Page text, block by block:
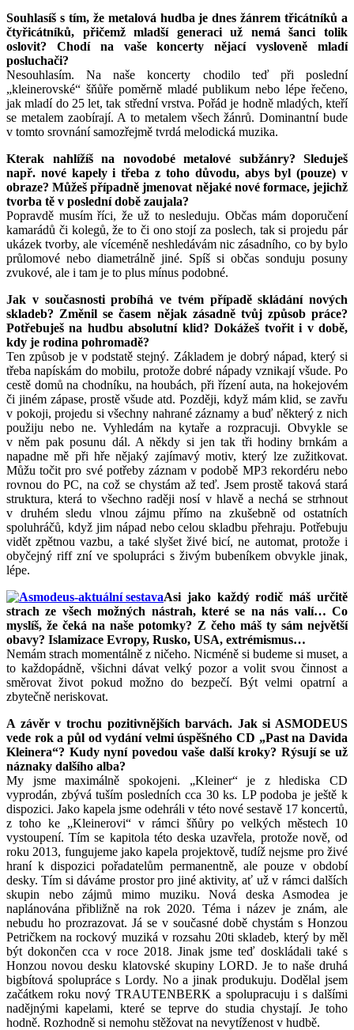
Souhlasíš s tím, že metalová hudba je dnes žánrem třicátníků a
čtyřicátníků, přičemž mladší generaci už nemá šanci tolik
oslovit? Chodí na vaše koncerty nějací vysloveně mladí
posluchači?
Nesouhlasím. Na naše koncerty chodilo teď při poslední
„kleinerovské“ šňůře poměrně mladé publikum nebo lépe řečeno,
jak mladí do 25 let, tak střední vrstva. Pořád je hodně mladých, kteří
se metalem zaobírají. A to metalem všech žánrů. Dominantní bude
v tomto srovnání samozřejmě tvrdá melodická muzika.
Kterak nahlížíš na novodobé metalové subžánry? Sleduješ
např. nové kapely i třeba z toho důvodu, abys byl (pouze) v
obraze? Můžeš případně jmenovat nějaké nové formace, jejichž
tvorba tě v poslední době zaujala?
Popravdě musím říci, že už to nesleduju. Občas mám doporučení
kamarádů či kolegů, že to či ono stojí za poslech, tak si projedu pár
ukázek tvorby, ale víceméně neshledávám nic zásadního, co by bylo
průlomové nebo diametrálně jiné. Spíš si občas sonduju posuny
zvukové, ale i tam je to plus mínus podobné.
Jak v současnosti probíhá ve tvém případě skládání nových
skladeb? Změnil se časem nějak zásadně tvůj způsob práce?
Potřebuješ na hudbu absolutní klid? Dokážeš tvořit i v době,
kdy je rodina pohromadě?
Ten způsob je v podstatě stejný. Základem je dobrý nápad, který si
třeba napískám do mobilu, protože dobré nápady vznikají všude. Po
cestě domů na chodníku, na houbách, při řízení auta, na hokejovém
či jiném zápase, prostě všude atd. Později, když mám klid, se zavřu
v pokoji, projedu si všechny nahrané záznamy a buď některý z nich
použiju nebo ne. Vyhledám na kytaře a rozpracuji. Obvykle se
v něm pak posunu dál. A někdy si jen tak tři hodiny brnkám a
napadne mě při hře nějaký zajímavý motiv, který lze zužitkovat.
Můžu točit pro své potřeby záznam v podobě MP3 rekordéru nebo
rovnou do PC, na což se chystám až teď. Jsem prostě taková stará
struktura, která to všechno raději nosí v hlavě a nechá se strhnout
v druhém sledu vlnou zájmu přímo na zkušebně od ostatních
spoluhráčů, když jim nápad nebo celou skladbu přehraju. Potřebuju
vidět zpětnou vazbu, a také slyšet živé bicí, ne automat, protože i
obyčejný riff zní ve spolupráci s živým bubeníkem obvykle jinak,
lépe.
Asi jako každý rodič máš určitě
strach ze všech možných nástrah, které se na nás valí… Co
myslíš, že čeká na naše potomky? Z čeho máš ty sám největší
obavy? Islamizace Evropy, Rusko, USA, extrémismus…
Nemám strach momentálně z ničeho. Nicméně si budeme si muset, a
to každopádně, všichni dávat velký pozor a volit svou činnost a
směrovat život pokud možno do bezpečí. Být velmi opatrní a
zbytečně neriskovat.
A závěr v trochu pozitivnějších barvách. Jak si ASMODEUS
vede rok a půl od vydání velmi úspěšného CD „Past na Davida
Kleinera“? Kudy nyní povedou vaše další kroky? Rýsují se už
náznaky dalšího alba?
My jsme maximálně spokojeni. „Kleiner“ je z hlediska CD
vyprodán, zbývá tuším posledních cca 30 ks. LP podoba je ještě k
dispozici. Jako kapela jsme odehráli v této nové sestavě 17 koncertů,
z toho ke „Kleinerovi“ v rámci šňůry po velkých městech 10
vystoupení. Tím se kapitola této deska uzavřela, protože nově, od
roku 2013, fungujeme jako kapela projektově, tudíž nejsme pro živé
hraní k dispozici pořadatelům permanentně, ale pouze v období
desky. Tím si dáváme prostor pro jiné aktivity, ať už v rámci dalších
skupin nebo zájmů mimo muziku. Nová deska Asmodea je
naplánována přibližně na rok 2020. Téma i název je znám, ale
nebudu ho prozrazovat. Já se v současné době chystám s Honzou
Petričkem na rockový muziká v rozsahu 20ti skladeb, který by měl
být dokončen cca v roce 2018. Jinak jsme teď doskládali také s
Honzou novou desku klatovské skupiny LORD. Je to naše druhá
bigbítová spolupráce s Lordy. No a jinak produkuju. Dodělal jsem
začátkem roku nový TRAUTENBERK a spolupracuju i s dalšími
nadějnými kapelami, které se teprve do studia chystají. Je toho
hodně. Rozhodně si nemohu stěžovat na nevytíženost v hudbě.